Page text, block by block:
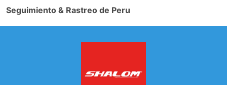
Seguimiento & Rastreo de Peru